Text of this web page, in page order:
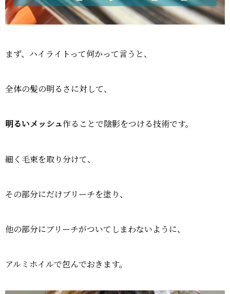
まず、ハイライトって何かって言うと、
全体の髪の明るさに対して、
明るいメッシュ作ることで陰影をつける技術です。
細く毛束を取り分けて、
その部分にだけブリーチを塗り、
他の部分にブリーチがついてしまわないように、
アルミホイルで包んでおきます。